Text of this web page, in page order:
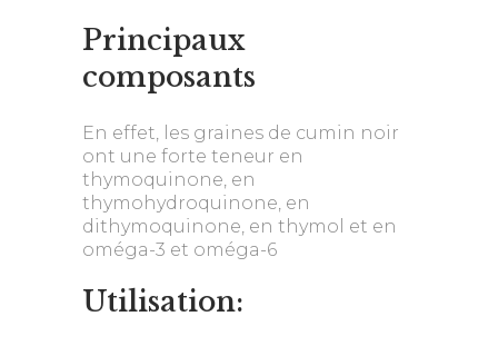
Principaux
composants
En effet, les graines de cumin noir
ont une forte teneur en
thymoquinone, en
thymohydroquinone, en
dithymoquinone, en thymol et en
oméga-3 et oméga-6
Utilisation: